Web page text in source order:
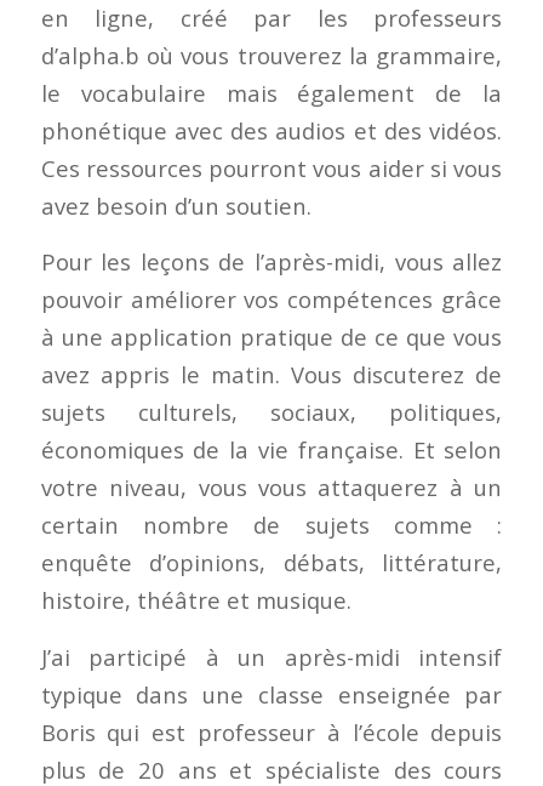
en ligne, créé par les professeurs
d’alpha.b où vous trouverez la grammaire,
le vocabulaire mais également de la
phonétique avec des audios et des vidéos.
Ces ressources pourront vous aider si vous
avez besoin d’un soutien.
Pour les leçons de l’après-midi, vous allez
pouvoir améliorer vos compétences grâce
à une application pratique de ce que vous
avez appris le matin. Vous discuterez de
sujets culturels, sociaux, politiques,
économiques de la vie française. Et selon
votre niveau, vous vous attaquerez à un
certain nombre de sujets comme :
enquête d’opinions, débats, littérature,
histoire, théâtre et musique.
J’ai participé à un après-midi intensif
typique dans une classe enseignée par
Boris qui est professeur à l’école depuis
plus de 20 ans et spécialiste des cours